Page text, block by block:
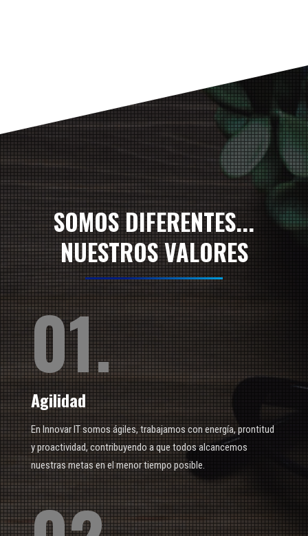
SOMOS DIFERENTES...
NUESTROS VALORES
01.
Agilidad
En Innovar IT somos ágiles, trabajamos con energía, prontitud
y proactividad, contribuyendo a que todos alcancemos
nuestras metas en el menor tiempo posible.